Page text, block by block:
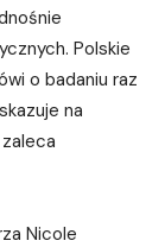
Polskie
o badaniu raz
na
Nicole